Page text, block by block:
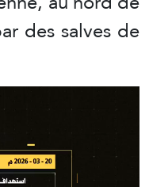
des salves de